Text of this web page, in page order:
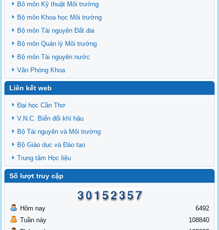
Bô môn Kỹ thuật Môi trường
Bộ môn Khoa học Môi trường
Bộ môn Tài nguyên Đất đai
Bộ môn Quản lý Môi trường
Bộ môn Tài nguyên nước
Văn Phòng Khoa
Liên kết web
Đại học Cần Thơ
V.N.C. Biến đổi khí hậu
Bộ Tài nguyên và Môi trường
Bộ Giáo dục và Đào tạo
Trung tâm Học liệu
Số lượt truy cập
Hôm nay
Tuần này
6492
108840